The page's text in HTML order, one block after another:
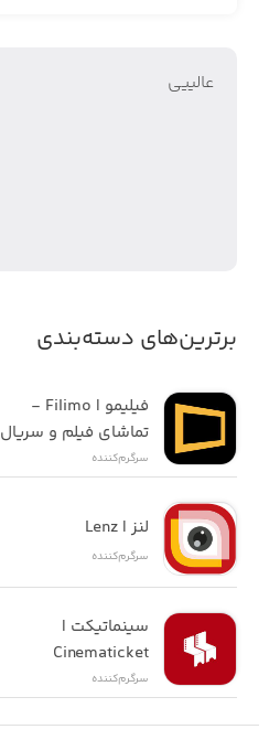
عالییی
برترین‌های دسته‌بندی
تماشای فیلم و سریال
سرگرم‌کننده
لنز | Lenz
سرگرم‌کننده
Cinematicket
سرگرم‌کننده